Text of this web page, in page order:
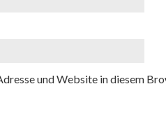
und Website in diesem